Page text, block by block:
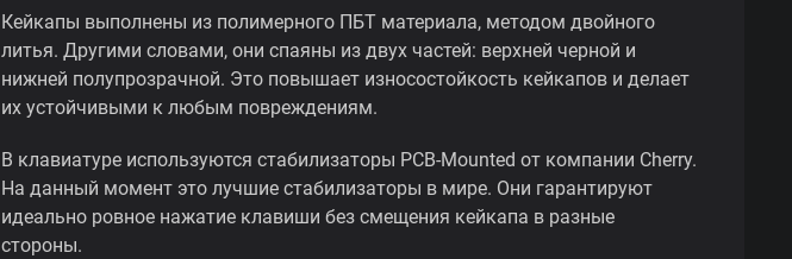
Кейкапы выполнены из полимерного ПБТ материала, методом двойного
литья. Другими словами, они спаяны из двух частей: верхней черной и
нижней полупрозрачной. Это повышает износостойкость кейкапов и делает
их устойчивыми к любым повреждениям.
В клавиатуре используются стабилизаторы PCB-Mounted от компании Cherry.
На данный момент это лучшие стабилизаторы в мире. Они гарантируют
идеально ровное нажатие клавиши без смещения кейкапа в разные
стороны.